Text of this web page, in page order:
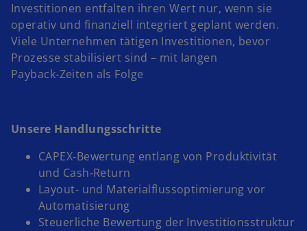
Investitionen entfalten ihren Wert nur, wenn sie
operativ und finanziell integriert geplant werden.
Viele Unternehmen tätigen Investitionen, bevor
Prozesse stabilisiert sind – mit langen
Payback‑Zeiten als Folge
Unsere Handlungsschritte
CAPEX‑Bewertung entlang von Produktivität
und Cash‑Return
Layout‑ und Materialflussoptimierung vor
Automatisierung
Steuerliche Bewertung der Investitionsstruktur